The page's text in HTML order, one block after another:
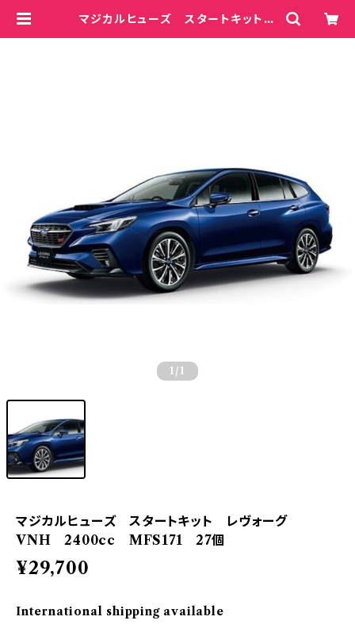
マジカルヒューズ スタートキット
1 /1
マジカルヒューズ スタートキット レヴォーグ
VNH 2400cc MFS171 27個
¥29,700
International shipping available